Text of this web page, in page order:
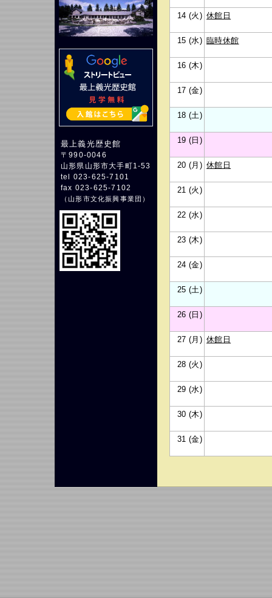
最上義光歴史館
〒990-0046
山形県山形市大手町1-53
tel 023-625-7101
fax 023-625-7102
（山形市文化振興事業団 ）
14 (火) 休館日
15 (水) 臨時休館
16 (木)
17 (金)
18 (土)
19 (日)
20 (月) 休館日
21 (火)
22 (水)
23 (木)
24 (金)
25 (土)
26 (日)
27 (月) 休館日
28 (火)
29 (水)
30 (木)
31 (金)